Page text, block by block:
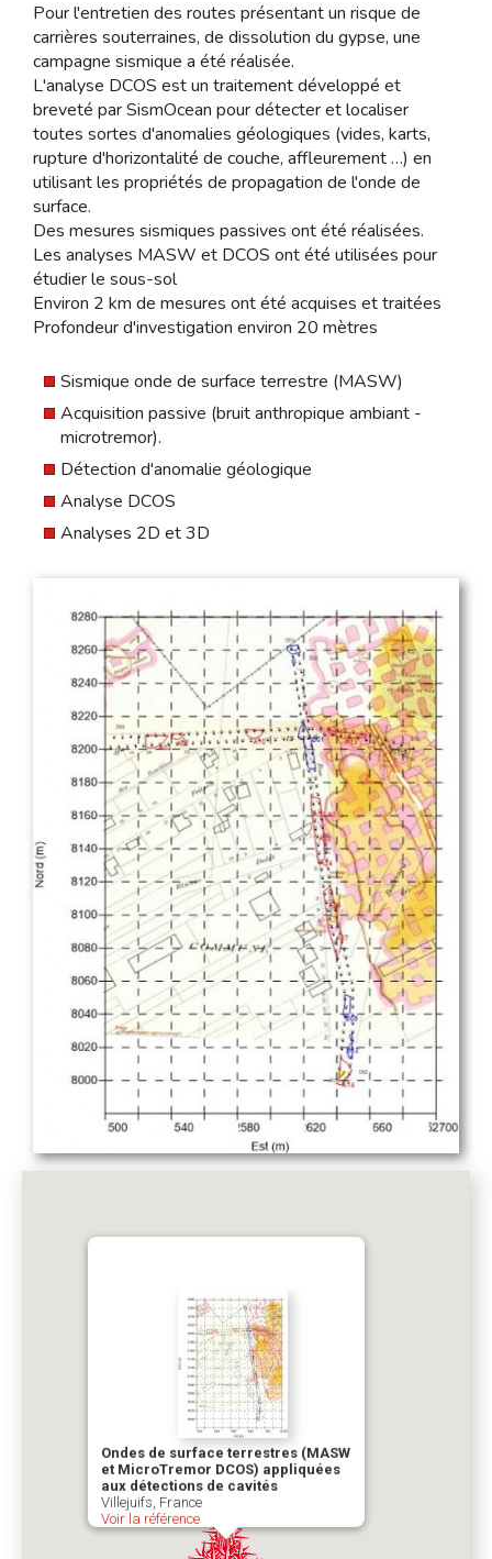
Pour l'entretien des routes présentant un risque de
carrières souterraines, de dissolution du gypse, une
campagne sismique a été réalisée.
L'analyse DCOS est un traitement développé et
breveté par SismOcean pour détecter et localiser
toutes sortes d'anomalies géologiques (vides, karts,
rupture d'horizontalité de couche, affleurement …) en
utilisant les propriétés de propagation de l'onde de
surface.
Des mesures sismiques passives ont été réalisées.
Les analyses MASW et DCOS ont été utilisées pour
étudier le sous-sol
Environ 2 km de mesures ont été acquises et traitées
Profondeur d'investigation environ 20 mètres
Sismique onde de surface terrestre (MASW)
Acquisition passive (bruit anthropique ambiant -
microtremor).
Détection d'anomalie géologique
Analyse DCOS
Analyses 2D et 3D